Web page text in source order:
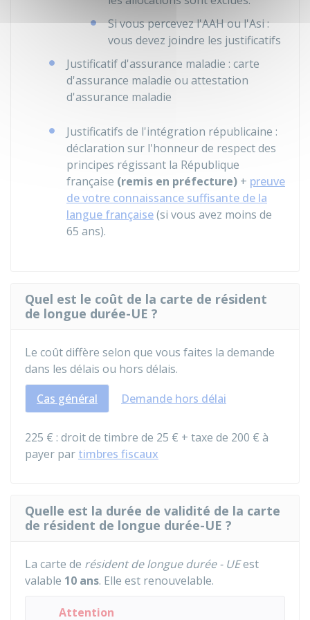
Si vous percevez l'AAHou l'Asi :
vous devez joindre les justificatifs
Justificatif d'assurance maladie : carte
d'assurance maladie ou attestation
d'assurance maladie
Justificatifs de l'intégration républicaine :
déclaration sur l'honneur de respect des
principes régissant la République
française (remis en préfecture) + preuve
de votre connaissance suffisante de la
langue française(si vous avez moins de
65 ans).
Quel est le coût de la carte de résident
de longue durée-UE ?
Le coût diffère selon que vous faites la demande
dans les délais ou hors délais.
Cas général
Demande hors délai
225 € : droit de timbre de 25 € + taxe de 200 € à
payer par timbres fiscaux
Quelle est la durée de validité de la carte
de résident de longue durée-UE ?
La carte de résident de longue durée - UEest
valable 10 ans. Elle est renouvelable.
Attention